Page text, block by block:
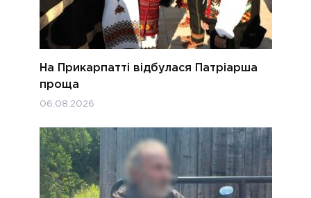
На Прикарпатті відбулася Патріарша
проща
06.08.2026